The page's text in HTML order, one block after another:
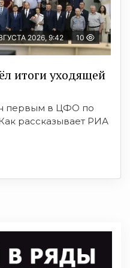
2026, 9:42 10
итоги уходящей
первым в ЦФО по
рассказывает РИА